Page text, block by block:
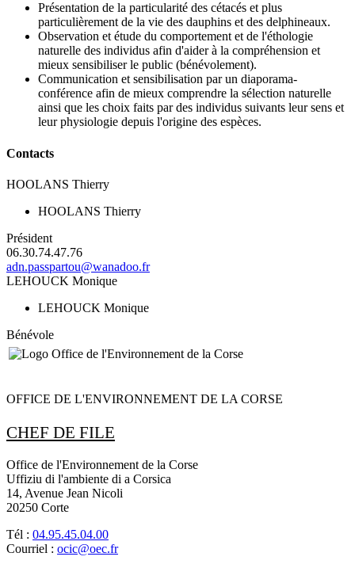
Présentation de la particularité des cétacés et plus
particulièrement de la vie des dauphins et des delphineaux.
Observation et étude du comportement et de l'éthologie
naturelle des individus afin d'aider à la compréhension et
mieux sensibiliser le public (bénévolement).
Communication et sensibilisation par un diaporama-
conférence afin de mieux comprendre la sélection naturelle
ainsi que les choix faits par des individus suivants leur sens et
leur physiologie depuis l'origine des espèces.
Contacts
HOOLANS Thierry
HOOLANS Thierry
Président
06.30.74.47.76
adn.passpartou@wanadoo.fr
LEHOUCK Monique
LEHOUCK Monique
Bénévole
OFFICE DE L'ENVIRONNEMENT DE LA CORSE
CHEF DE FILE
Office de l'Environnement de la Corse
Uffiziu di l'ambiente di a Corsica
14, Avenue Jean Nicoli
20250 Corte
Tél : 04.95.45.04.00
Courriel : ocic@oec.fr